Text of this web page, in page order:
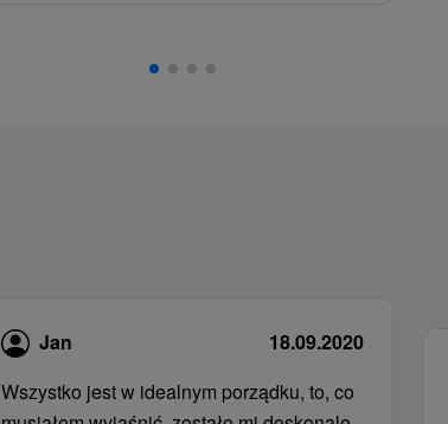
Jan
18.09.2020
Wszystko jest w idealnym porządku, to, co